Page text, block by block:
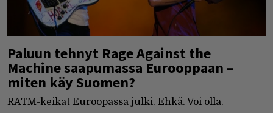
Paluun tehnyt Rage Against the
Machine saapumassa Eurooppaan –
miten käy Suomen?
RATM-keikat Euroopassa julki. Ehkä. Voi olla.